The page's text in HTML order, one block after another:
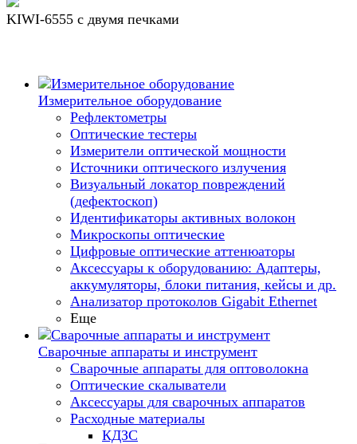
KIWI-6555 c двумя печками
Измерительное оборудование
Рефлектометры
Оптические тестеры
Измерители оптической мощности
Источники оптического излучения
Визуальный локатор повреждений
(дефектоскоп)
Идентификаторы активных волокон
Микроскопы оптические
Цифровые оптические аттенюаторы
Аксессуары к оборудованию: Адаптеры,
аккумуляторы, блоки питания, кейсы и др.
Анализатор протоколов Gigabit Ethernet
Еще
Сварочные аппараты и инструмент
Сварочные аппараты для оптоволокна
Оптические скалыватели
Аксессуары для сварочных аппаратов
Расходные материалы
КДЗС